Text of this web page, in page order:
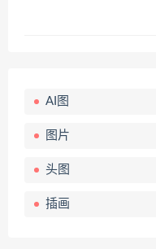
AI图
图片
头图
插画